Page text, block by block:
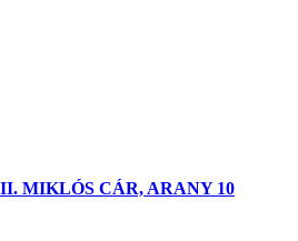
II. MIKLÓS CÁR, ARANY 10